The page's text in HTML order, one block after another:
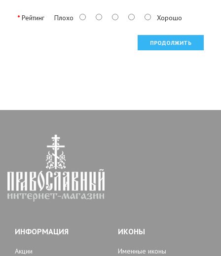
Рейтинг Плохо Хорошо
ПРОДОЛЖИТЬ
ИНФОРМАЦИЯ
Акции
ИКОНЫ
Именные иконы